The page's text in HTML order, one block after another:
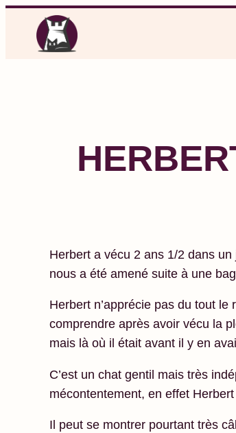
contenu
Herbert a vécu 2 ans 1/2 dans
nous a été amené suite à une
Herbert n’apprécie pas du tout
comprendre après avoir vécu la
mais là où il était avant il y en
C’est un chat gentil mais très
mécontentement, en effet
Il peut se montrer pourtant très